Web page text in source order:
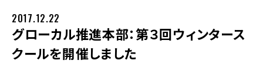
グローカル推進本部：第３回ウィンタース
クールを開催しました
2017.12.22